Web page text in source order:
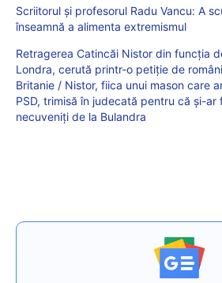
Scriitorul și profesorul Radu Vancu: A
înseamnă a alimenta extremismul
Retragerea Catincăi Nistor din funcția
Londra, cerută printr-o petiție de
Britanie / Nistor, fiica unui mason care
PSD, trimisă în judecată pentru că și-
necuveniți de la Bulandra